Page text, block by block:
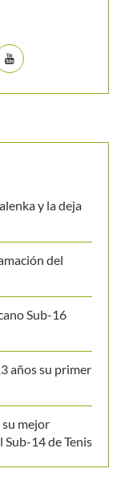
y la deja
del
Sub-16
años su primer
mejor
14 de Tenis